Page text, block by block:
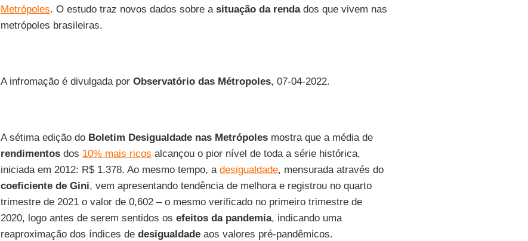
Metrópoles. O estudo traz novos dados sobre a situação da rendados que vivem nas
metrópoles brasileiras.
A infromação é divulgada por Observatório das Métropoles, 07-04-2022.
A sétima edição doBoletim Desigualdade nas Metrópolesmostra que a média de
rendimentosdos 10% mais ricos alcançou o pior nível de toda a série histórica,
iniciada em 2012: R$ 1.378. Ao mesmo tempo, a desigualdade, mensurada através do
coeficiente de Gini, vem apresentando tendência de melhora e registrou no quarto
trimestre de 2021 o valor de 0,602 – o mesmo verificado no primeiro trimestre de
2020, logo antes de serem sentidos os efeitos da pandemia, indicando uma
reaproximação dos índices de desigualdadeaos valores pré-pandêmicos.